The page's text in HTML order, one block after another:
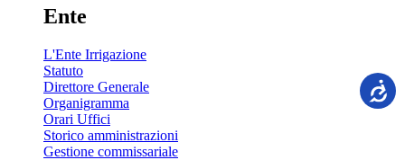
Ente
L'Ente Irrigazione
Statuto
Direttore Generale
Organigramma
Orari Uffici
Storico amministrazioni
Gestione commissariale